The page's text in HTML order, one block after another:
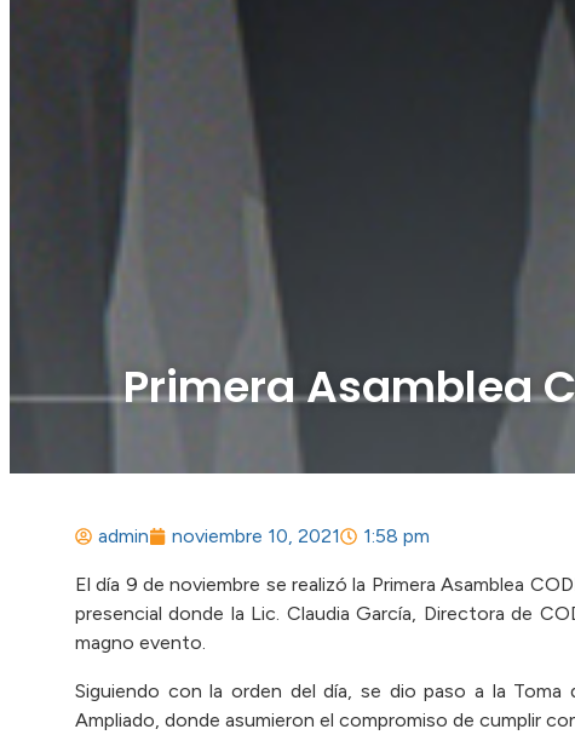
Primera Asamblea
admin noviembre 10, 2021 1:58 pm
El día 9 de noviembre se realizó la Primera Asamblea
presencial donde la Lic. Claudia García, Directora de
magno evento.
Siguiendo con la orden del día, se dio paso a la
Ampliado, donde asumieron el compromiso de cumplir